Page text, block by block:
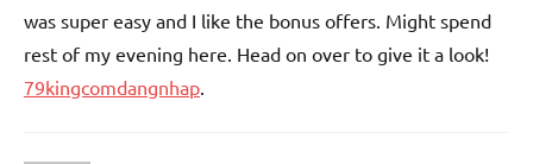
was super easy and I like the bonus offers. Might spend
rest of my evening here. Head on over to give it a look!
79kingcomdangnhap